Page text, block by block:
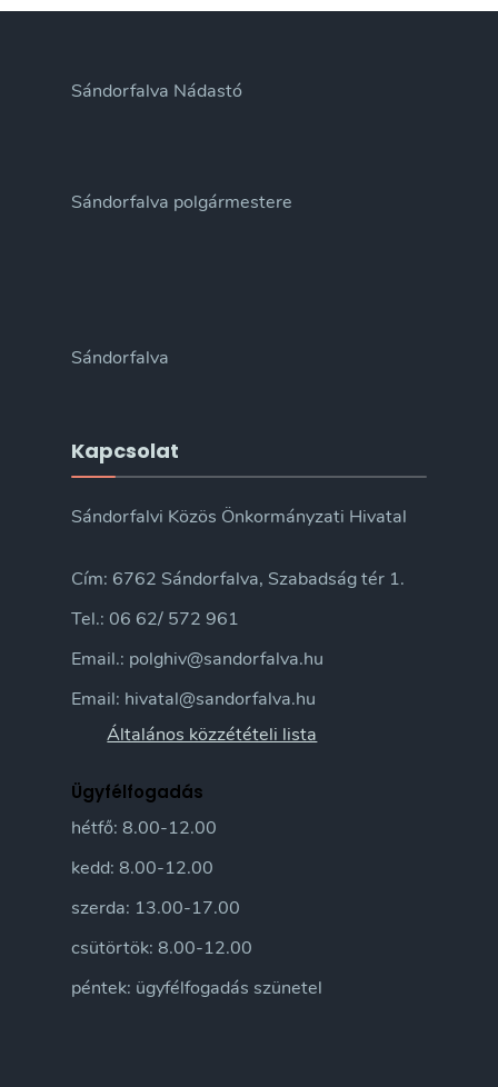
Sándorfalva Nádastó
Sándorfalva polgármestere
Sándorfalva
Kapcsolat
Sándorfalvi Közös Önkormányzati Hivatal
Cím: 6762 Sándorfalva, Szabadság tér 1.
Tel.: 06 62/ 572 961
Email.: polghiv@sandorfalva.hu
Email: hivatal@sandorfalva.hu
Általános közzétételi lista
Ügyfélfogadás
hétfő: 8.00-12.00
kedd: 8.00-12.00
szerda: 13.00-17.00
csütörtök: 8.00-12.00
péntek: ügyfélfogadás szünetel